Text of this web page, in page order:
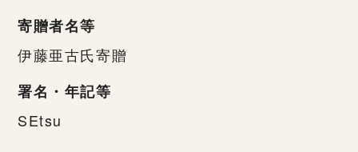
寄贈者名等
伊藤亜古氏寄贈
署名・年記等
SEtsu